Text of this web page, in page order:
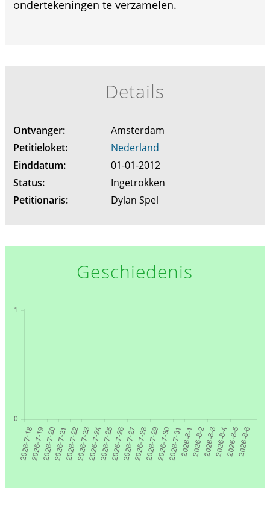
ondertekeningen te verzamelen.
Details
Ontvanger:
Amsterdam
Petitieloket:
Nederland
Einddatum:
01-01-2012
Status:
Ingetrokken
Petitionaris:
Dylan Spel
Geschiedenis